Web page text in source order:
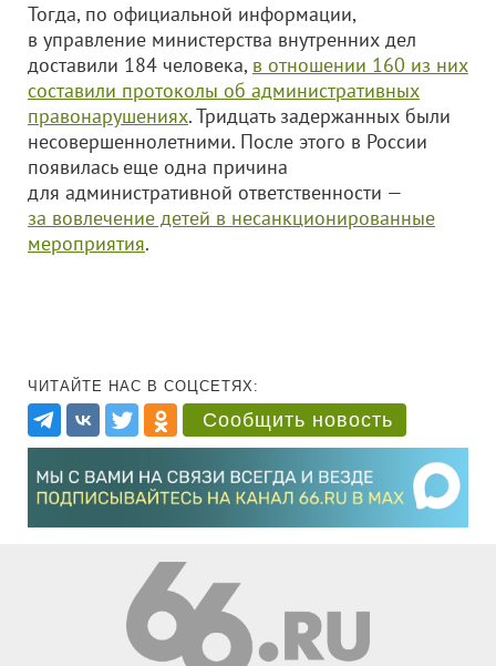
Тогда, по официальной информации,
в управление министерства внутренних дел
доставили 184 человека, в отношении 160 из них
составили протоколы об административных
правонарушениях. Тридцать задержанных были
несовершеннолетними. После этого в России
появилась еще одна причина
для административной ответственности —
за вовлечение детей в несанкционированные
мероприятия.
ЧИТАЙТЕ НАС В СОЦСЕТЯХ:
Сообщить новость